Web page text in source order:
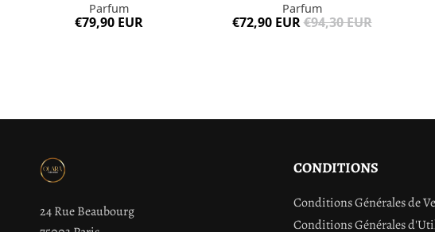
Parfum
€79,90 EUR
Parfum
€72,90 EUR€94,30 EUR
24 Rue Beaubourg
CONDITIONS
Conditions Générales de
Conditions Générales